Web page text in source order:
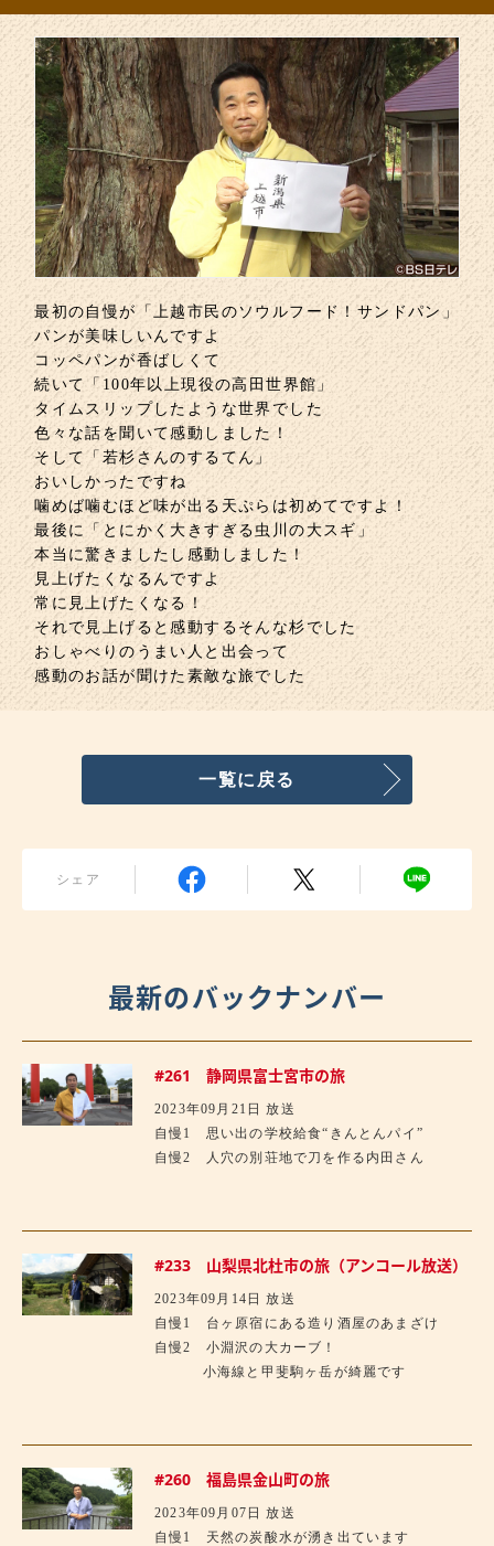
最初の自慢が「上越市民のソウルフード！サンドパン」
パンが美味しいんですよ
コッペパンが香ばしくて
続いて「100年以上現役の高田世界館」
タイムスリップしたような世界でした
色々な話を聞いて感動しました！
そして「若杉さんのするてん」
おいしかったですね
噛めば噛むほど味が出る天ぷらは初めてですよ！
最後に「とにかく大きすぎる虫川の大スギ」
本当に驚きましたし感動しました！
見上げたくなるんですよ
常に見上げたくなる！
それで見上げると感動するそんな杉でした
おしゃべりのうまい人と出会って
感動のお話が聞けた素敵な旅でした
一覧に戻る
シェア
最新のバックナンバー
2023年09月21日 放送
自慢1 思い出の学校給食“きんとんパイ”
自慢2 人穴の別荘地で刀を作る内田さん
#261 静岡県富士宮市の旅
2023年09月14日 放送
自慢1 台ヶ原宿にある造り酒屋のあまざけ
自慢2 小淵沢の大カーブ！
小海線と甲斐駒ヶ岳が綺麗です
#233 山梨県北杜市の旅（アンコール放送）
2023年09月07日 放送
自慢1 天然の炭酸水が湧き出ています
#260 福島県金山町の旅